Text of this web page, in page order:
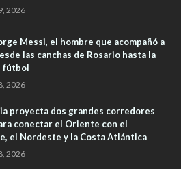
2026
Messi, el hombre que acompañó a
las canchas de Rosario hasta la
fútbol
2026
proyecta dos grandes corredores
conectar el Oriente con el
el Nordeste y la Costa Atlántica
2026